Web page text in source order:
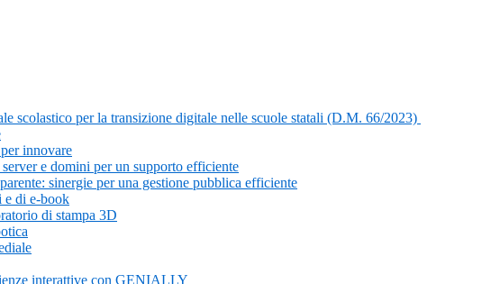
scolastico per la transizione digitale nelle scuole statali (D.M. 66/2023)
innovare
e domini per un supporto efficiente
sinergie per una gestione pubblica efficiente
e di e-book
di stampa 3D
interattive con GENIALLY